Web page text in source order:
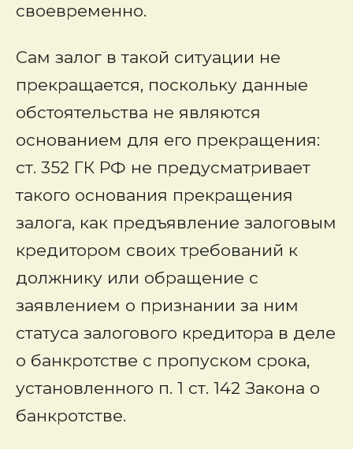
своевременно.
Сам залог в такой ситуации не
прекращается, поскольку данные
обстоятельства не являются
основанием для его прекращения:
ст. 352 ГК РФ не предусматривает
такого основания прекращения
залога, как предъявление залоговым
кредитором своих требований к
должнику или обращение с
заявлением о признании за ним
статуса залогового кредитора в деле
о банкротстве с пропуском срока,
установленного п. 1 ст. 142 Закона о
банкротстве.